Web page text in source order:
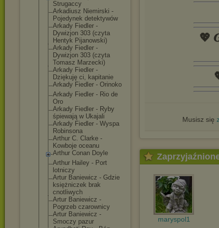
Strugaccy
Arkadiusz Niemirski -
Pojedynek detektywów
Arkady Fiedler -
Dywizjon 303 (czyta
Hentyk Pijanowski)
Arkady Fiedler -
Dywizjon 303 (czyta
Tomasz Marzecki)
Arkady Fiedler -
Dziękuję ci, kapitanie
Arkady Fiedler - Orinoko
Arkady Fiedler - Rio de
Oro
Arkady Fiedler - Ryby
śpiewają w Ukajali
Arkady Fiedler - Wyspa
Robinsona
Arthur C. Clarke -
Kowboje oceanu
Arthur Conan Doyle
Arthur Hailey - Port
lotniczy
Artur Baniewicz - Gdzie
księżniczek brak
cnotliwych
Artur Baniewicz -
Pogrzeb czarownicy
Artur Baniewicz -
Smoczy pazur
💖
Musisz się
maryspol1